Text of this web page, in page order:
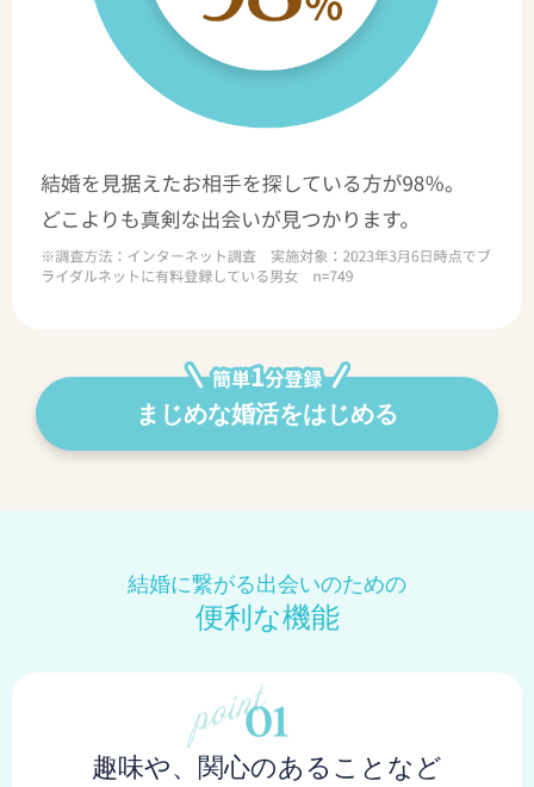
まじめな婚活をはじめる
結婚に繋がる出会いのための
便利な機能
趣味や、関心のあることなど